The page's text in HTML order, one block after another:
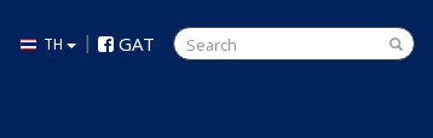
TH | GAT